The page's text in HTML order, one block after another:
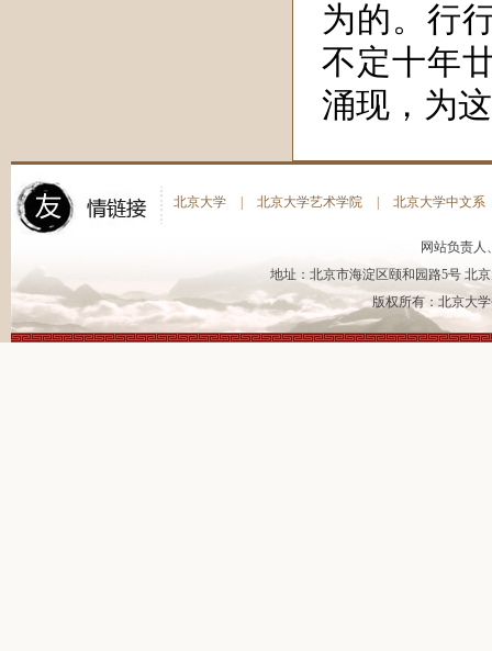
为的。行
不定十年
涌现，为
北京大学 北京大学艺术学院 北京大学中文系
网站负责
地址：北京市海淀区颐和园路5号 北
版权所有：北京大